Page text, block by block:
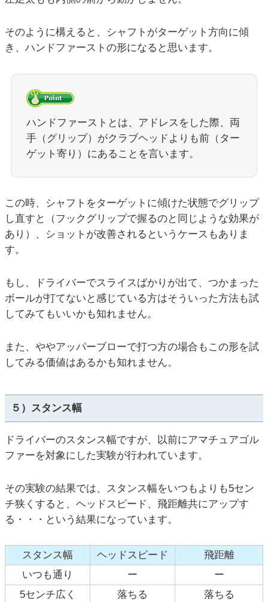
そのように構えると、シャフトがターゲット方向に傾
き、ハンドファーストの形になると思います。
ハンドファーストとは、アドレスをした際、両
手（グリップ）がクラブヘッドよりも前（ター
ゲット寄り）にあることを言います。
この時、シャフトをターゲットに傾けた状態でグリップ
し直すと（フックグリップで握るのと同じような効果が
あり）、ショットが改善されるというケースもありま
す。
もし、ドライバーでスライスばかりが出て、つかまった
ボールが打てないと感じている方はそういった方法も試
してみてもいいかも知れません。
また、ややアッパーブローで打つ方の場合もこの形を試
してみる価値はあるかも知れません。
５）スタンス幅
ドライバーのスタンス幅ですが、以前にアマチュアゴル
ファーを対象にした実験が行われています。
その実験の結果では、スタンス幅をいつもよりも5セン
チ狭くすると、ヘッドスピード、飛距離共にアップす
る・・・という結果になっています。
スタンス幅 ヘッドスピード
飛距離
いつも通り
ー
ー
5センチ広く
落ちる
落ちる